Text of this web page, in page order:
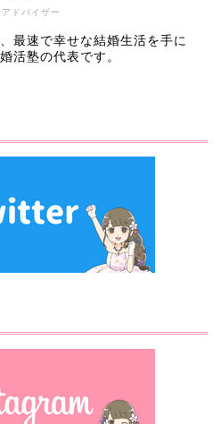
ドバイザー
最速で幸せな結婚生活を手に
活塾の代表です。